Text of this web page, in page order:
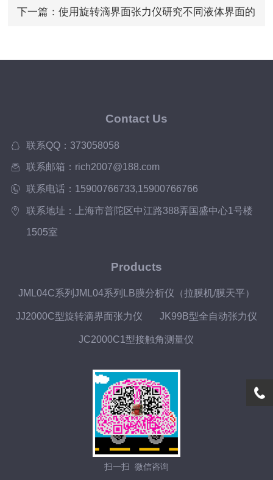
下一篇： 使用旋转滴界面张力仪研究不同液体界面的
Contact Us
联系QQ：373058058
联系邮箱：rich2007@188.com
联系电话：15900766733,15900766766
联系地址：上海市普陀区中江路388弄国盛中心1号楼
1505室
Products
JML04C系列JML04系列LB膜分析仪（拉膜机/膜天平）
JJ2000C型旋转滴界面张力仪 JK99B型全自动张力仪
JC2000C1型接触角测量仪
扫一扫 微信咨询